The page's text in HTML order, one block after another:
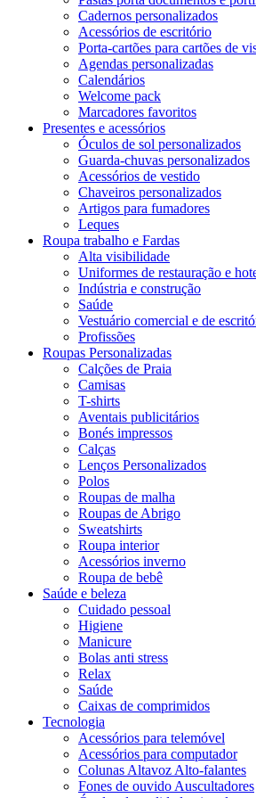
Cadernos personalizados
Acessórios de escritório
Porta-cartões para cartões de
Agendas personalizadas
Calendários
Welcome pack
Marcadores favoritos
Presentes e acessórios
Óculos de sol personalizados
Guarda-chuvas personalizados
Acessórios de vestido
Chaveiros personalizados
Artigos para fumadores
Leques
Roupa trabalho e Fardas
Alta visibilidade
Uniformes de restauração e
Indústria e construção
Saúde
Vestuário comercial e de
Profissões
Roupas Personalizadas
Calções de Praia
Camisas
T-shirts
Aventais publicitários
Bonés impressos
Calças
Lenços Personalizados
Polos
Roupas de malha
Roupas de Abrigo
Sweatshirts
Roupa interior
Acessórios inverno
Roupa de bebê
Saúde e beleza
Cuidado pessoal
Higiene
Manicure
Bolas anti stress
Relax
Saúde
Caixas de comprimidos
Tecnologia
Acessórios para telemóvel
Acessórios para computador
Colunas Altavoz Alto-falantes
Fones de ouvido Auscultadores